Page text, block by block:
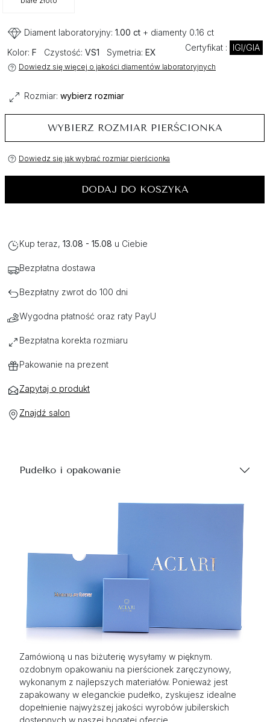
Diament laboratoryjny: 1.00 ct + diamenty 0.16 ct
Certyfikat :
IGI/GIA
Kolor: F Czystość: VS1 Symetria: EX
Dowiedz się więcej o jakości diamentów laboratoryjnych
Rozmiar: wybierz rozmiar
WYBIERZ ROZMIAR PIERŚCIONKA
Dowiedz się jak wybrać rozmiar pierścionka
DODAJ DO KOSZYKA
Kup teraz, 13.08 - 15.08 u Ciebie
Bezpłatna dostawa
Bezpłatny zwrot do 100 dni
Wygodna płatność oraz raty PayU
Bezpłatna korekta rozmiaru
Pakowanie na prezent
Zapytaj o produkt
Znajdź salon
Pudełko i opakowanie
Zamówioną u nas biżuterię wysyłamy w pięknym.
ozdobnym opakowaniu na pierścionek zaręczynowy,
wykonanym z najlepszych materiałów. Ponieważ jest
zapakowany w eleganckie pudełko, zyskujesz idealne
dopełnienie najwyższej jakości wyrobów jubilerskich
dostępnych w naszej bogatej ofercie.